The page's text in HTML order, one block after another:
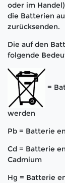
oder im
die Batterien
zurücksenden.
Die auf den
folgende
=
werden
Pb = Batterie
Cd = Batterie
Cadmium
Hg = Batterie